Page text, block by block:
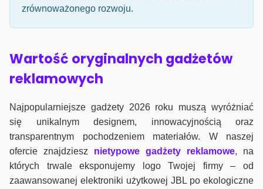
zrównoważonego rozwoju.
Wartość oryginalnych gadżetów
reklamowych
Najpopularniejsze gadżety 2026 roku muszą wyróżniać
się unikalnym designem, innowacyjnością oraz
transparentnym pochodzeniem materiałów. W naszej
ofercie znajdziesz nietypowe gadżety reklamowe, na
których trwale eksponujemy logo Twojej firmy – od
zaawansowanej elektroniki użytkowej JBL po ekologiczne